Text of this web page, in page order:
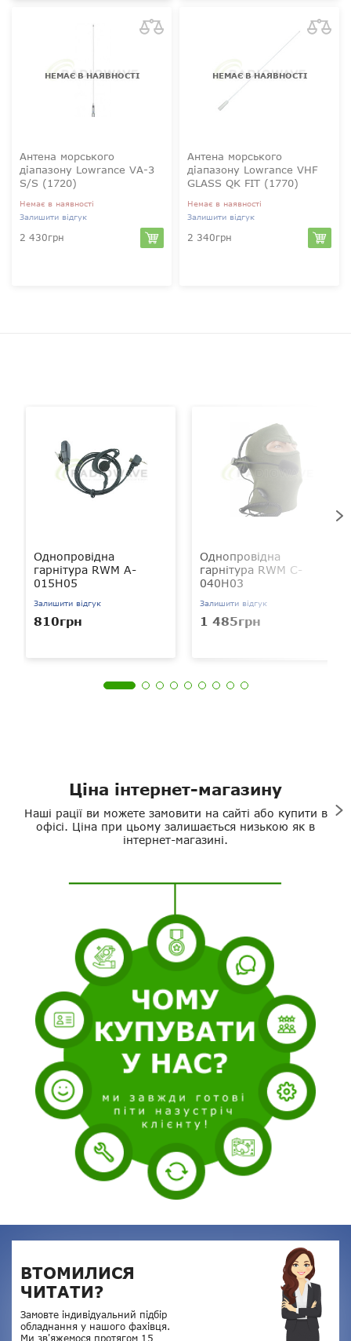
НЕМАЄ В НАЯВНОСТІ
Антена морського
діапазону Lowrance VA-3
S/S (1720)
Немає в наявності
Залишити відгук
2 430грн
НЕМАЄ В НАЯВНОСТІ
Антена морського
діапазону Lowrance VHF
GLASS QK FIT (1770)
Немає в наявності
Залишити відгук
2 340грн
Однопровідна
гарнітура RWM A-
015H05
Залишити відгук
810грн
Однопровідна
гарнітура RWM C-
040H03
Залишити відгук
1 485грн
Ціна інтернет-магазину
Наші рації ви можете замовити на сайті або купити в
офісі. Ціна при цьому залишається низькою як в
інтернет-магазині.
ВТОМИЛИСЯ
ЧИТАТИ?
Замовте індивідуальний підбір
обладнання у нашого фахівця.
Ми зв'яжемося протягом 15